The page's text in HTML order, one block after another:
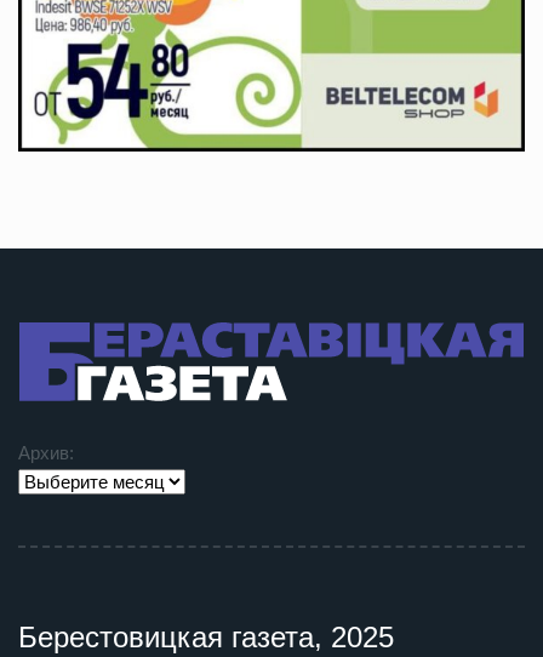
Архив:
Берестовицкая газета, 2025